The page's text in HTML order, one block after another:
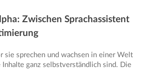
Zwischen Sprachassistent
sie sprechen und wachsen in einer Welt
ganz selbstverständlich sind. Die